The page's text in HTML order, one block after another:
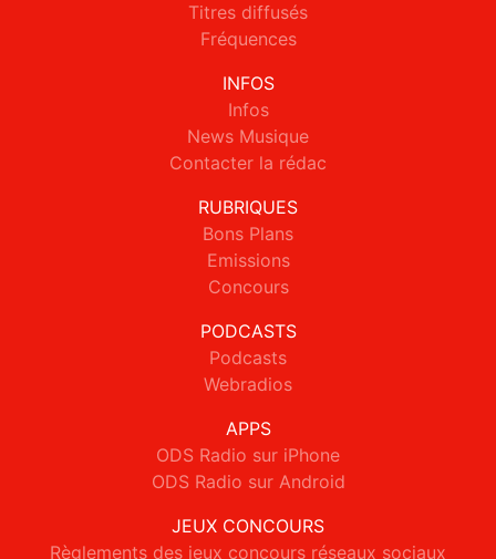
Titres diffusés
Fréquences
INFOS
Infos
News Musique
Contacter la rédac
RUBRIQUES
Bons Plans
Emissions
Concours
PODCASTS
Podcasts
Webradios
APPS
ODS Radio sur iPhone
ODS Radio sur Android
JEUX CONCOURS
Règlements des jeux concours réseaux sociaux